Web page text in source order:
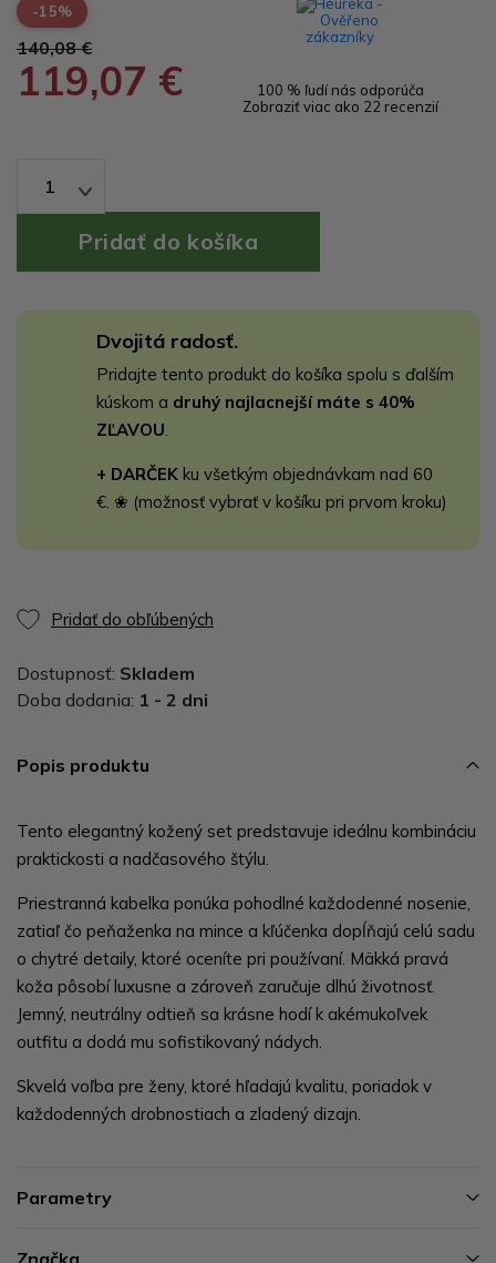
-15%
140,08 €
119,07 €
100 % ľudí nás odporúča
Zobraziť viac ako 22 recenzií
1
Dvojitá radosť.
Pridajte tento produkt do košíka spolu s ďalším
kúskom a druhý najlacnejší máte s 40%
ZĽAVOU
+ DARČEK ku všetkým objednávkam nad 60
€. ❀ (možnosť vybrať v košíku pri prvom kroku)
Pridať do obľúbených
Dostupnosť: Skladem
Doba dodania: 1 - 2 dni
Popis produktu
Tento elegantný kožený set predstavuje ideálnu kombináciu
praktickosti a nadčasového štýlu.
Priestranná kabelka ponúka pohodlné každodenné nosenie,
zatiaľ čo peňaženka na mince a kľúčenka dopĺňajú celú sadu
o chytré detaily, ktoré oceníte pri používaní. Mäkká pravá
koža pôsobí luxusne a zároveň zaručuje dlhú životnosť.
Jemný, neutrálny odtieň sa krásne hodí k akémukoľvek
outfitu a dodá mu sofistikovaný nádych.
Skvelá voľba pre ženy, ktoré hľadajú kvalitu, poriadok v
každodenných drobnostiach a zladený dizajn.
Parametry
Značka